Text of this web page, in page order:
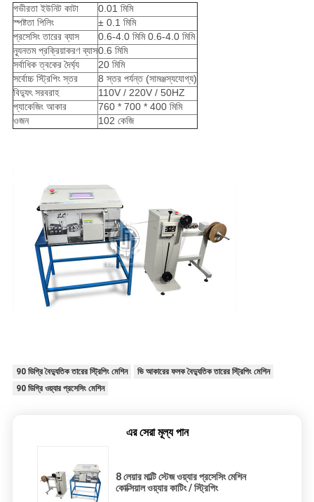
গভীরতা ইউনিট কাটা
0.01 মিমি
স্পষ্টতা পিলিং
± 0.1 মিমি
প্রসেসিং তারের ব্যাস
0.6-4.0 মিমি 0.6-4.0 মিমি
ন্যূনতম প্রক্রিয়াকরণ ব্যাস0.6 মিমি
সর্বাধিক ত্বকের দৈর্ঘ্য
20 মিমি
সর্বোচ্চ স্ট্রিপিং স্তর
8 স্তর পর্যন্ত (সামঞ্জস্যযোগ্য)
বিদ্যুৎ সরবরাহ
110V / 220V / 50HZ
প্যাকেজিং আকার
760 * 700 * 400 মিমি
ওজন
102 কেজি
90 ডিগ্রি বৈদ্যুতিক তারের স্ট্রিপিং মেশিন
ভি আকারের ফলক বৈদ্যুতিক তারের স্ট্রিপিং মেশিন
90 ডিগ্রি ওয়্যার প্রসেসিং মেশিন
এর সেরা মূল্য পান
8 লেয়ার মাল্টি স্টেজ ওয়্যার প্রসেসিং মেশিন
কোক্সিয়াল ওয়্যার কাটিং / স্ট্রিপিং